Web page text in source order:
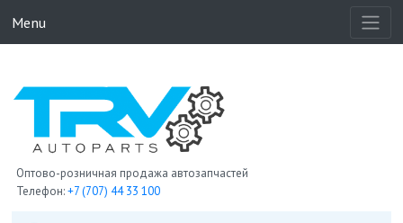
Menu
Оптово-розничная продажа автозапчастей
Телефон:+7 (707) 44 33 100